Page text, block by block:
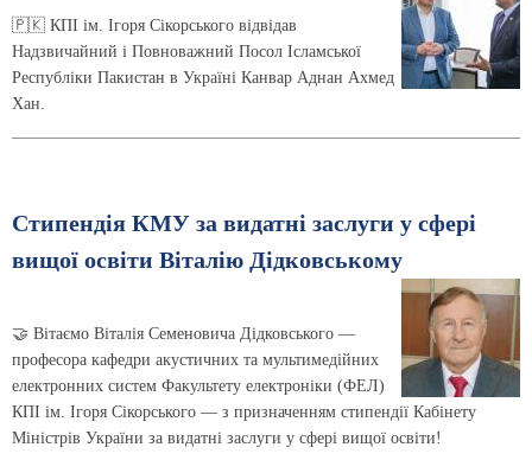
🇵🇰 КПІ ім. Ігоря Сікорського відвідав
Надзвичайний і Повноважний Посол Ісламської
Республіки Пакистан в Україні Канвар Аднан Ахмед
Хан.
Стипендія КМУ за видатні заслуги у сфері
вищої освіти Віталію Дідковському
🤝 Вітаємо Віталія Семеновича Дідковського —
професора кафедри акустичних та мультимедійних
електронних систем Факультету електроніки (ФЕЛ)
КПІ ім. Ігоря Сікорського — з призначенням стипендії Кабінету
Міністрів України за видатні заслуги у сфері вищої освіти!